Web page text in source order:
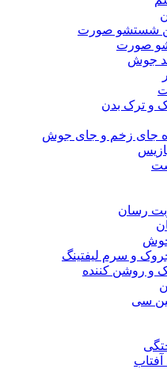
شستشو صورت
صورت
جوش
و ترک بدن
جای زخم و جای جوش
رسان
و سرم لیفتینگ
و روشن کننده
سی